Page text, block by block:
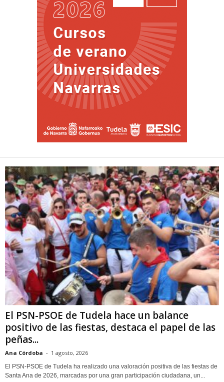
El PSN-PSOE de Tudela hace un balance
positivo de las fiestas, destaca el papel de las
peñas...
Ana Córdoba - 1 agosto, 2026
El PSN-PSOE de Tudela ha realizado una valoración positiva de las fiestas de
Santa Ana de 2026, marcadas por una gran participación ciudadana, un...